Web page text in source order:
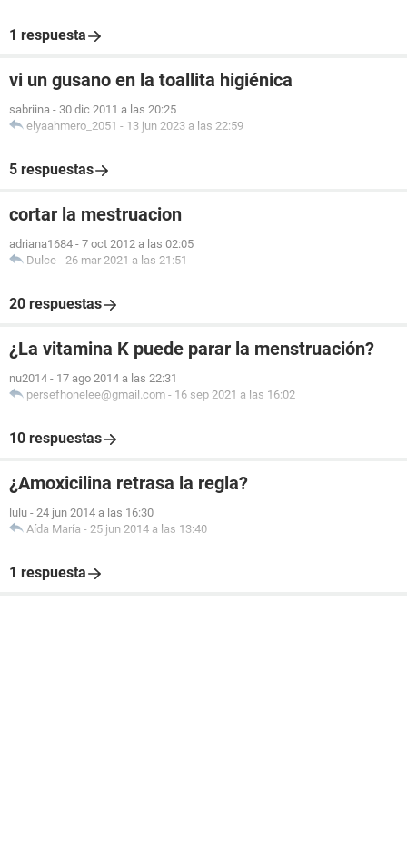
1 respuesta
vi un gusano en la toallita higiénica
sabriina - 30 dic 2011 a las 20:25
elyaahmero_2051 - 13 jun 2023 a las 22:59
5 respuestas
cortar la mestruacion
adriana1684 - 7 oct 2012 a las 02:05
Dulce - 26 mar 2021 a las 21:51
20 respuestas
¿La vitamina K puede parar la menstruación?
nu2014 - 17 ago 2014 a las 22:31
persefhonelee@gmail.com - 16 sep 2021 a las 16:02
10 respuestas
¿Amoxicilina retrasa la regla?
lulu - 24 jun 2014 a las 16:30
Aída María - 25 jun 2014 a las 13:40
1 respuesta